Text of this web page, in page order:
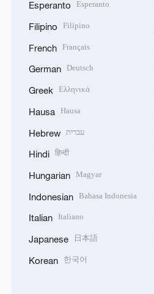
Esperanto Esperanto
Filipino Filipino
French Français
German Deutsch
Greek Ελληνικά
Hausa Hausa
Hebrew עברית
Hindi हिन्दी
Hungarian Magyar
Indonesian Bahasa Indonesia
Italian Italiano
Japanese 日本語
Korean 한국어